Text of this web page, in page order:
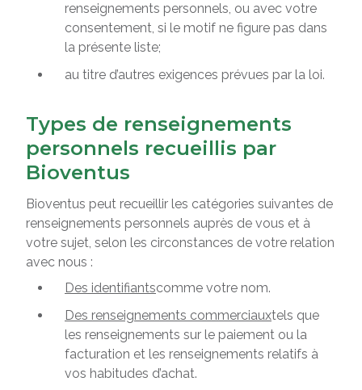
renseignements personnels, ou avec votre
consentement, si le motif ne figure pas dans
la présente liste;
au titre d’autres exigences prévues par la loi.
Types de renseignements
personnels recueillis par
Bioventus
Bioventus peut recueillir les catégories suivantes de
renseignements personnels auprès de vous et à
votre sujet, selon les circonstances de votre relation
avec nous :
Des identifiantscomme votre nom.
Des renseignements commerciauxtels que
les renseignements sur le paiement ou la
facturation et les renseignements relatifs à
vos habitudes d’achat.